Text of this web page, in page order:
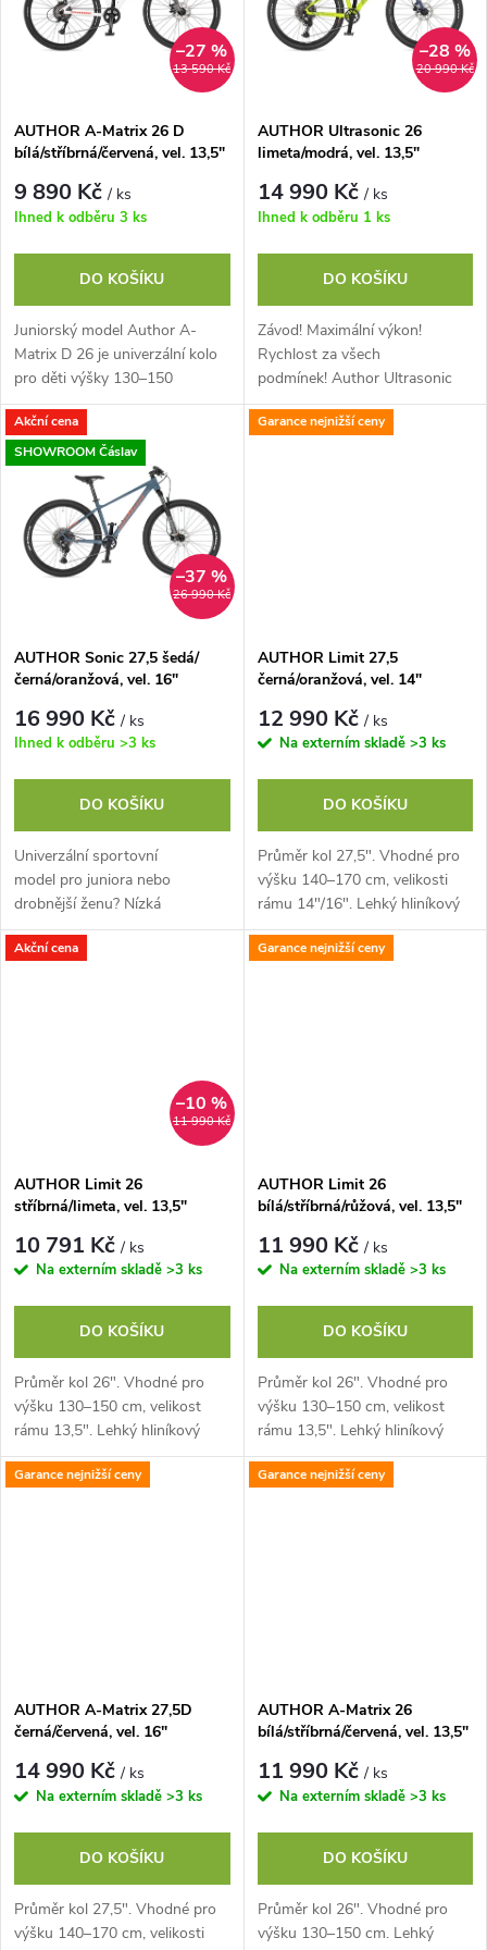
n
p
r
o
d
u
k
t
ů
s
p
r
d
u
k
ů
13 590 Kč
–27 %
AUTHOR A-Matrix 26 D
bílá/stříbrná/červená, vel. 13,5"
9 890 Kč/ ks
Ihned k odběru 3 ks
DO KOŠÍKU
Juniorský model Author A-
Matrix D 26 je univerzální kolo
pro děti výšky 130–150
cm. Disponuje koly o průměru
26“ a speciálním sníženým
duralovým rámem,...
20 990 Kč
–28 %
AUTHOR Ultrasonic 26
limeta/modrá, vel. 13,5"
14 990 Kč/ ks
Ihned k odběru 1 ks
DO KOŠÍKU
Závod! Maximální výkon!
Rychlost za všech
podmínek! Author Ultrasonic
26 má vítězné ambice v genech.
Stvořen nejen pro závodní
Akční cena
SHOWROOM Čáslav
26 990 Kč
–37 %
AUTHOR Sonic 27,5 šedá/
černá/oranžová, vel. 16"
16 990 Kč/ ks
Ihned k odběru >3 ks
DO KOŠÍKU
Univerzální sportovní
model pro juniora nebo
drobnější ženu? Nízká
hmotnost a kvalitní osazení za
rozumnou cenu? Kolo, které se
Garance nejnižší ceny
AUTHOR Limit 27,5
černá/oranžová, vel. 14"
12 990 Kč/ ks
Na externím skladě >3 ks
DO KOŠÍKU
Průměr kol 27,5". Vhodné pro
výšku 140–170 cm, velikosti
rámu 14"/16". Lehký hliníkový
rám a vidlice. Hmotnost 11,1
kg. Komponenty SHIMANO, 8
Akční cena
11 990 Kč
–10 %
AUTHOR Limit 26
stříbrná/limeta, vel. 13,5"
10 791 Kč/ ks
Na externím skladě >3 ks
DO KOŠÍKU
Průměr kol 26". Vhodné pro
výšku 130–150 cm, velikost
rámu 13,5". Lehký hliníkový
rám a vidlice. Hmotnost 10,4
kg. Komponenty SHIMANO, 8
Garance nejnižší ceny
AUTHOR Limit 26
bílá/stříbrná/růžová, vel. 13,5"
11 990 Kč/ ks
Na externím skladě >3 ks
DO KOŠÍKU
Průměr kol 26". Vhodné pro
výšku 130–150 cm, velikost
rámu 13,5". Lehký hliníkový
rám a vidlice. Hmotnost 10,4
kg. Komponenty SHIMANO, 8
Garance nejnižší ceny
AUTHOR A-Matrix 27,5D
černá/červená, vel. 16"
14 990 Kč/ ks
Na externím skladě >3 ks
DO KOŠÍKU
Průměr kol 27,5". Vhodné pro
výšku 140–170 cm, velikosti
Garance nejnižší ceny
AUTHOR A-Matrix 26
bílá/stříbrná/červená, vel. 13,5"
11 990 Kč/ ks
Na externím skladě >3 ks
DO KOŠÍKU
Průměr kol 26". Vhodné pro
výšku 130–150 cm. Lehký